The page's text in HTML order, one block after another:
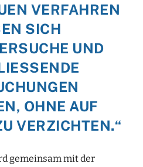
VERFAHREN
SICH
UND
R
M
OHNE AUF S
VERZICHTEN.“
gemeinsam mit der